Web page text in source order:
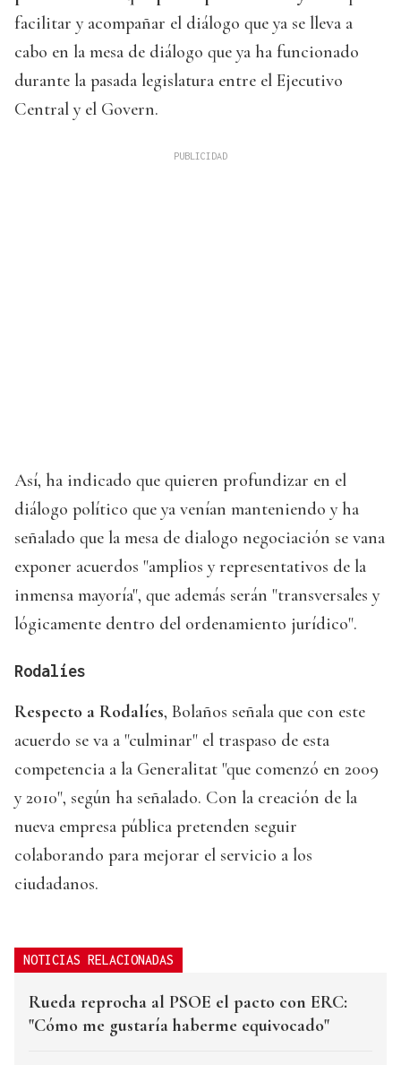
facilitar y acompañar el diálogo que ya se lleva a
cabo en la mesa de diálogo que ya ha funcionado
durante la pasada legislatura entre el Ejecutivo
Central y el Govern.
Así, ha indicado que quieren profundizar en el
diálogo político que ya venían manteniendo y ha
señalado que la mesa de dialogo negociación se vana
exponer acuerdos "amplios y representativos de la
inmensa mayoría", que además serán "transversales y
lógicamente dentro del ordenamiento jurídico".
Rodalíes
Respecto a Rodalíes, Bolaños señala que con este
acuerdo se va a "culminar" el traspaso de esta
competencia a la Generalitat "que comenzó en 2009
y 2010", según ha señalado. Con la creación de la
nueva empresa pública pretenden seguir
colaborando para mejorar el servicio a los
ciudadanos.
NOTICIAS RELACIONADAS
Rueda reprocha al PSOE el pacto con ERC:
"Cómo me gustaría haberme equivocado"